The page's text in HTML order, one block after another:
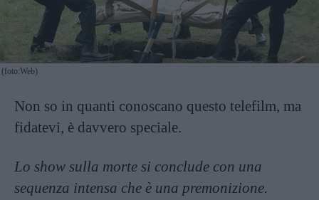
(foto:Web)
Non so in quanti conoscano questo telefilm, ma
fidatevi, è davvero speciale.
Lo show sulla morte si conclude con una
sequenza intensa che è una premonizione.